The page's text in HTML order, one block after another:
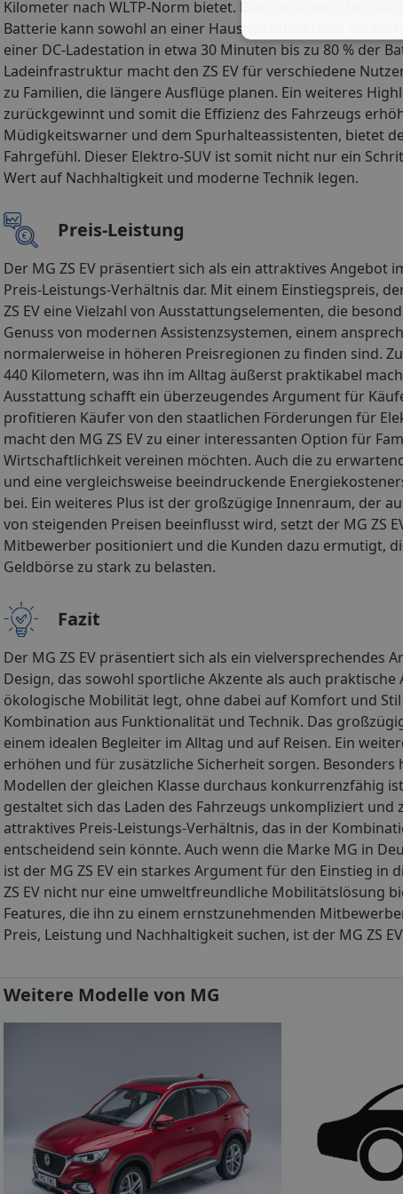
Kilometer nach WLTP-Norm bietet. Dies bedeutet, dass
Batterie kann sowohl an einer Haushaltssteckdose als
einer DC-Ladestation in etwa 30 Minuten bis zu 80 % der
Ladeinfrastruktur macht den ZS EV für verschiedene
zu Familien, die längere Ausflüge planen. Ein weiteres
zurückgewinnt und somit die Effizienz des Fahrzeugs
Müdigkeitswarner und dem Spurhalteassistenten, bietet
Fahrgefühl. Dieser Elektro-SUV ist somit nicht nur ein
Wert auf Nachhaltigkeit und moderne Technik legen.
Preis-Leistung
Der MG ZS EV präsentiert sich als ein attraktives
Preis-Leistungs-Verhältnis dar. Mit einem Einstiegspreis,
ZS EV eine Vielzahl von Ausstattungselementen, die
Genuss von modernen Assistenzsystemen, einem
normalerweise in höheren Preisregionen zu finden sind.
440 Kilometern, was ihn im Alltag äußerst praktikabel
Ausstattung schafft ein überzeugendes Argument für
profitieren Käufer von den staatlichen Förderungen für
macht den MG ZS EV zu einer interessanten Option für
Wirtschaftlichkeit vereinen möchten. Auch die zu
und eine vergleichsweise beeindruckende
bei. Ein weiteres Plus ist der großzügige Innenraum, der
von steigenden Preisen beeinflusst wird, setzt der MG ZS
Mitbewerber positioniert und die Kunden dazu ermutigt,
Geldbörse zu stark zu belasten.
Fazit
Der MG ZS EV präsentiert sich als ein vielversprechendes
Design, das sowohl sportliche Akzente als auch
ökologische Mobilität legt, ohne dabei auf Komfort und
Kombination aus Funktionalität und Technik. Das
einem idealen Begleiter im Alltag und auf Reisen. Ein
erhöhen und für zusätzliche Sicherheit sorgen. Besonders
Modellen der gleichen Klasse durchaus konkurrenzfähig
gestaltet sich das Laden des Fahrzeugs unkompliziert
attraktives Preis-Leistungs-Verhältnis, das in der
entscheidend sein könnte. Auch wenn die Marke MG in
ist der MG ZS EV ein starkes Argument für den Einstieg
ZS EV nicht nur eine umweltfreundliche Mobilitätslösung
Features, die ihn zu einem ernstzunehmenden
Preis, Leistung und Nachhaltigkeit suchen, ist der MG ZS
Weitere Modelle von MG